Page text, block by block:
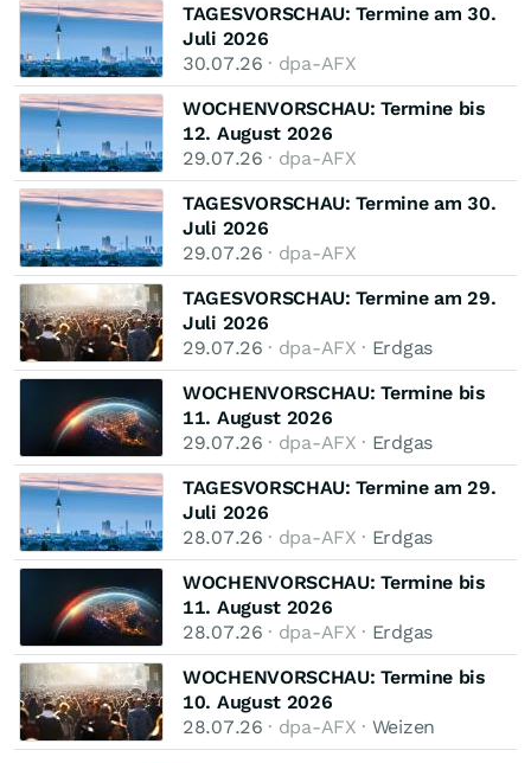
TAGESVORSCHAU: Termine am 30.
Juli 2026
30.07.26 · dpa-AFX
WOCHENVORSCHAU: Termine bis
12. August 2026
29.07.26 · dpa-AFX
TAGESVORSCHAU: Termine am 30.
Juli 2026
29.07.26 · dpa-AFX
TAGESVORSCHAU: Termine am 29.
Juli 2026
29.07.26 · dpa-AFX · Erdgas
WOCHENVORSCHAU: Termine bis
11. August 2026
29.07.26 · dpa-AFX · Erdgas
TAGESVORSCHAU: Termine am 29.
Juli 2026
28.07.26 · dpa-AFX · Erdgas
WOCHENVORSCHAU: Termine bis
11. August 2026
28.07.26 · dpa-AFX · Erdgas
WOCHENVORSCHAU: Termine bis
10. August 2026
28.07.26 · dpa-AFX · Weizen